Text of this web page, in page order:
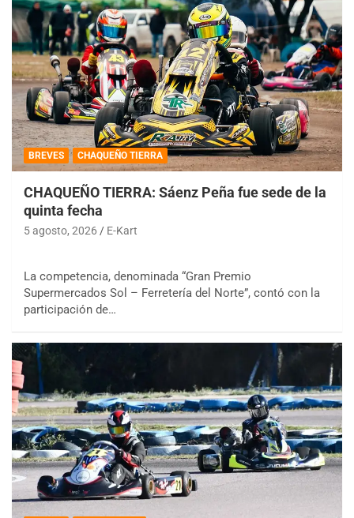
BREVES CHAQUEÑO TIERRA
CHAQUEÑO TIERRA: Sáenz Peña fue sede de la
quinta fecha
5 agosto, 2026 E-Kart
La competencia, denominada “Gran Premio
Supermercados Sol – Ferretería del Norte”, contó con la
participación de…